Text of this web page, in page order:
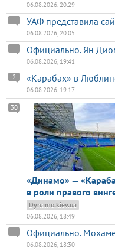
06.08.2026, 20:29
УАФ представила
06.08.2026, 20:05
Официально. Ян
06.08.2026, 19:41
«Карабах» в
2
06.08.2026, 19:17
«Динамо» —
в роли правого
30
Dynamo.kiev.ua
06.08.2026, 18:49
Официально.
06.08.2026, 18:30